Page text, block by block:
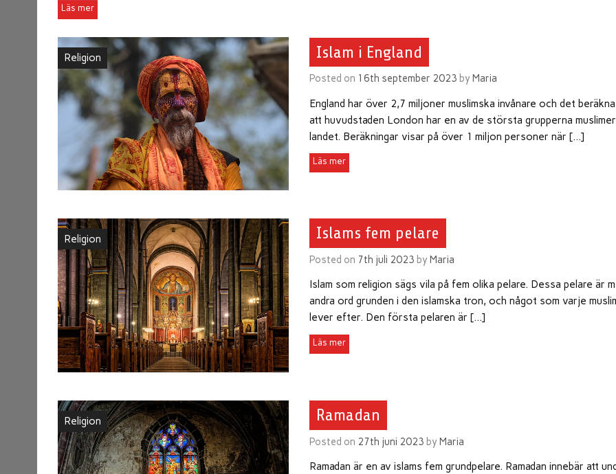
Religion Islam i England
Posted on 16th september 2023 by Maria
England har över 2,7 miljoner muslimska invånare och det
att huvudstaden London har en av de största grupperna
landet. Beräkningar visar på över 1 miljon personer när […]
Religion Islams fem pelare
Posted on 7th juli 2023 byMaria
Islam som religion sägs vila på fem olika pelare. Dessa pelare är
andra ord grunden i den islamska tron, och något som varje
lever efter. Den första pelaren är […]
Religion Ramadan
Posted on 27th juni 2023 byMaria
Ramadan är en av islams fem grundpelare. Ramadan innebär att